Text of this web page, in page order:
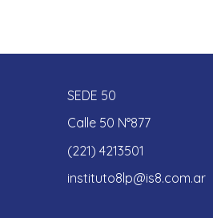
SEDE 50
Calle 50 N°877
(221) 4213501
instituto8lp@is8.com.ar